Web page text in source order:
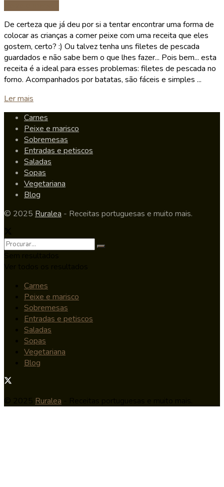
De certeza que já deu por si a tentar encontrar uma forma de
colocar as crianças a comer peixe com uma receita que eles
gostem, certo? :) Ou talvez tenha uns filetes de pescada
guardados e não sabe bem o que lhes fazer... Pois bem... esta
receita é a ideal para esses problemas: filetes de pescada no
forno. Acompanhados por batatas, são fáceis e simples ...
Ler mais
Carnes
Peixe e marisco
Sobremesas
Entradas e petiscos
Saladas
Sopas
Vegetariana
Blog
© 2025 Ruralea - Receitas portuguesas e muito mais.
Carnes
Peixe e marisco
Sobremesas
Entradas e petiscos
Saladas
Sopas
Vegetariana
Blog
Ruralea